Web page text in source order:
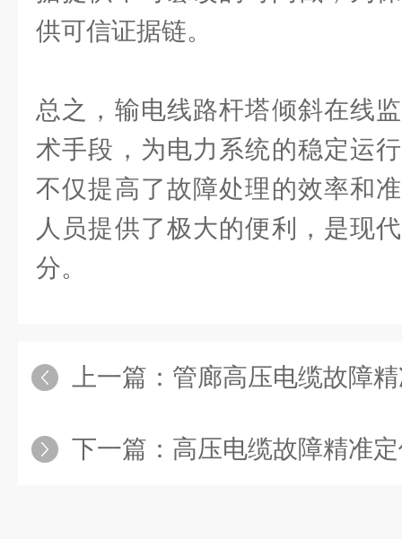
供可信证据链。
总之，输电线路杆塔倾斜在线
术手段，为电力系统的稳定运
不仅提高了故障处理的效率和
人员提供了极大的便利，是现
分。
上一篇： 管廊高压电缆故障精准定
下一篇： 高压电缆故障精准定